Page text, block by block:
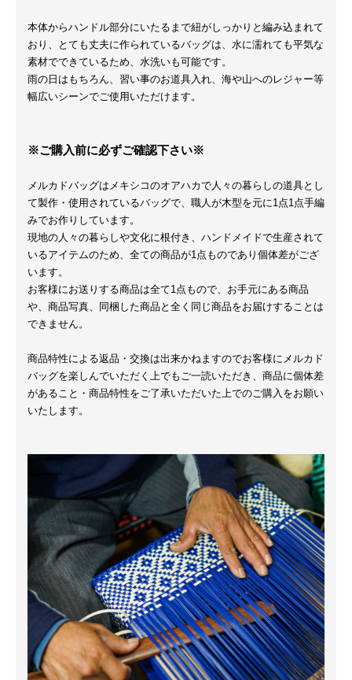
本体からハンドル部分にいたるまで紐がしっかりと編み込まれて
おり、とても丈夫に作られているバッグは、水に濡れても平気な
素材でできているため、水洗いも可能です。
雨の日はもちろん、習い事のお道具入れ、海や山へのレジャー等
幅広いシーンでご使用いただけます。
※ご購入前に必ずご確認下さい※
メルカドバッグはメキシコのオアハカで人々の暮らしの道具とし
て製作・使用されているバッグで、職人が木型を元に1点1点手編
みでお作りしています。
現地の人々の暮らしや文化に根付き、ハンドメイドで生産されて
いるアイテムのため、全ての商品が1点ものであり個体差がござ
います。
お客様にお送りする商品は全て1点もので、お手元にある商品
や、商品写真、同梱した商品と全く同じ商品をお届けすることは
できません。
商品特性による返品・交換は出来かねますのでお客様にメルカド
バッグを楽しんでいただく上でもご一読いただき、商品に個体差
があること・商品特性をご了承いただいた上でのご購入をお願い
いたします。